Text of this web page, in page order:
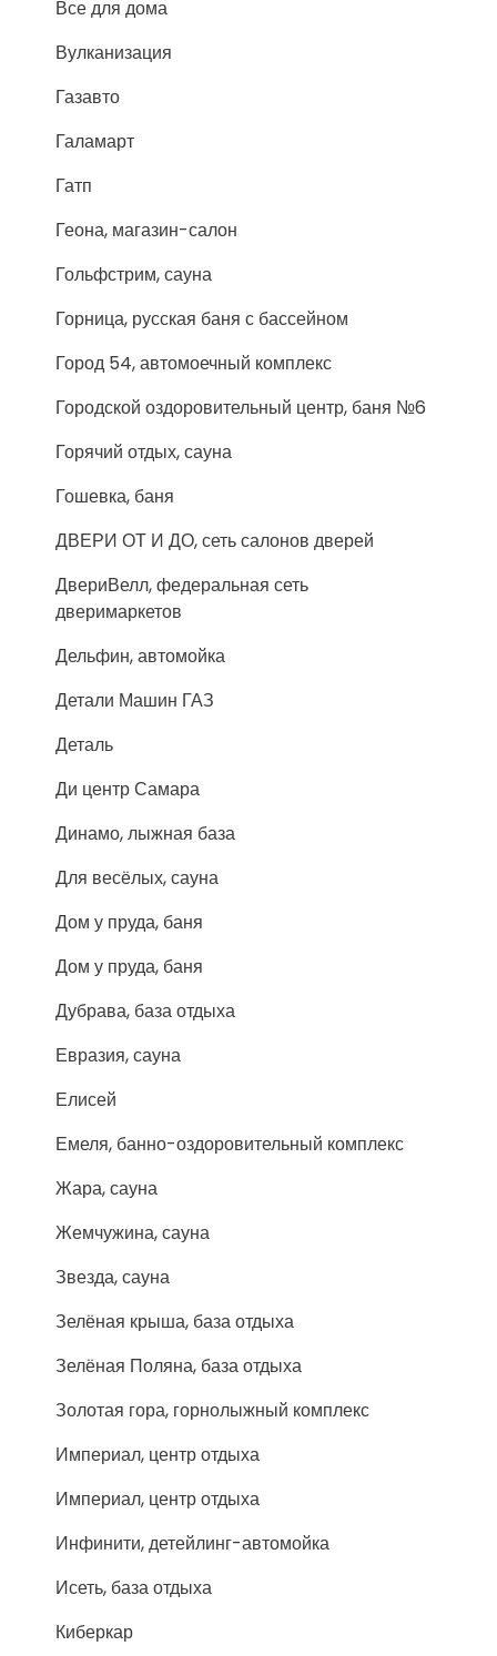
Все для дома
Вулканизация
Газавто
Галамарт
Гатп
Геона, магазин-салон
Гольфстрим, сауна
Горница, русская баня с бассейном
Город 54, автомоечный комплекс
Городской оздоровительный центр, баня №6
Горячий отдых, сауна
Гошевка, баня
ДВЕРИ ОТ И ДО, сеть салонов дверей
ДвериВелл, федеральная сеть
дверимаркетов
Дельфин, автомойка
Детали Машин ГАЗ
Деталь
Ди центр Самара
Динамо, лыжная база
Для весёлых, сауна
Дом у пруда, баня
Дом у пруда, баня
Дубрава, база отдыха
Евразия, сауна
Елисей
Емеля, банно-оздоровительный комплекс
Жара, сауна
Жемчужина, сауна
Звезда, сауна
Зелёная крыша, база отдыха
Зелёная Поляна, база отдыха
Золотая гора, горнолыжный комплекс
Империал, центр отдыха
Империал, центр отдыха
Инфинити, детейлинг-автомойка
Исеть, база отдыха
Киберкар